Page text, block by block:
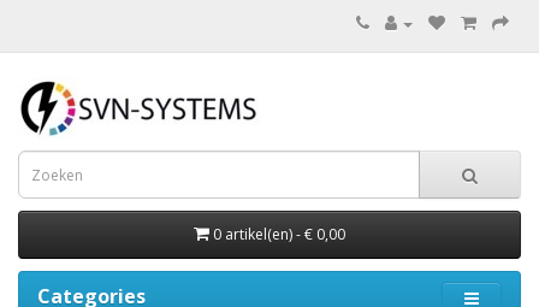
0 artikel(en) - € 0,00
Categories